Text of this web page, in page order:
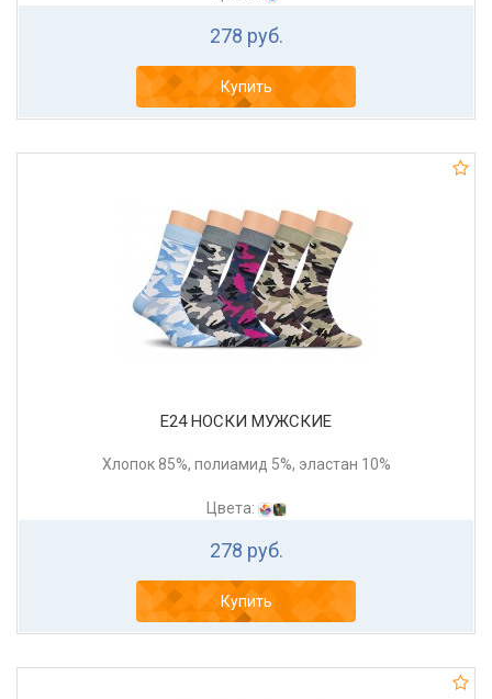
278 руб.
Купить
Е24 НОСКИ МУЖСКИЕ
Хлопок 85%, полиамид 5%, эластан 10%
Цвета:
278 руб.
Купить